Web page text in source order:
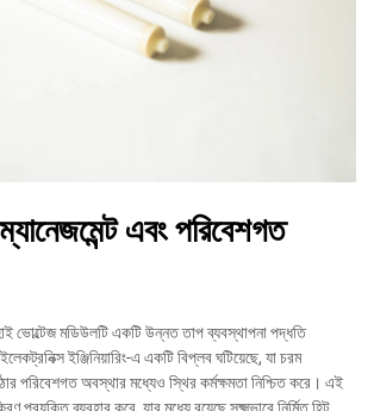
এবং পরিবেশগত
ভোল্টেজ মডিউলটি একটি উন্নত তাপ ব্যবস্থাপনা পদ্ধতি
ইঞ্জিনিয়ারিং-এ একটি বিপ্লব ঘটিয়েছে, যা চরম
পরিবেশগত অবস্থার মধ্যেও স্থির কর্মক্ষমতা নিশ্চিত করে। এই